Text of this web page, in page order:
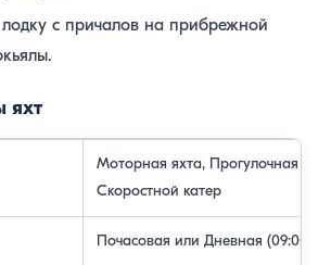
с причалов на прибрежной
яхт
Моторная яхта, Прогулочная
Скоростной катер
Почасовая или Дневная (09:00-